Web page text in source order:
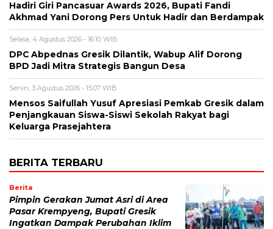
Hadiri Giri Pancasuar Awards 2026, Bupati Fandi
Akhmad Yani Dorong Pers Untuk Hadir dan Berdampak
Selasa, 4 Agustus 2026 - 16:10 WIB
DPC Abpednas Gresik Dilantik, Wabup Alif Dorong
BPD Jadi Mitra Strategis Bangun Desa
Senin, 3 Agustus 2026 - 15:07 WIB
Mensos Saifullah Yusuf Apresiasi Pemkab Gresik dalam
Penjangkauan Siswa-Siswi Sekolah Rakyat bagi
Keluarga Prasejahtera
BERITA TERBARU
Berita
Pimpin Gerakan Jumat Asri di Area
Pasar Krempyeng, Bupati Gresik
Ingatkan Dampak Perubahan Iklim